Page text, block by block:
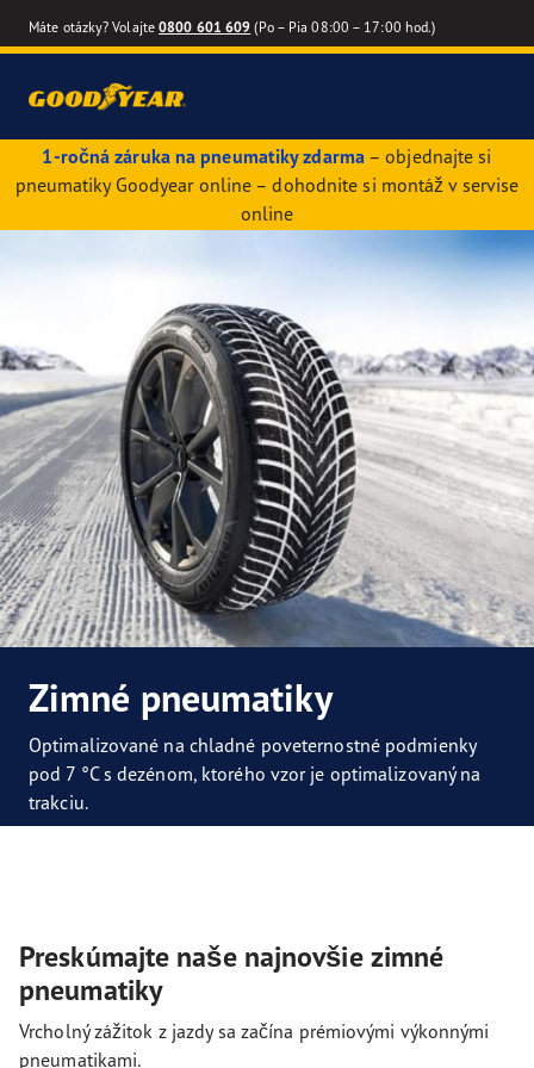
Máte otázky? Volajte0800 601 609 (Po – Pia 08:00 – 17:00 hod.)
1-ročná záruka na pneumatiky zdarma– objednajte si
pneumatiky Goodyear online – dohodnite si montáž v servise
online
Zimné pneumatiky
Optimalizované na chladné poveternostné podmienky
pod 7 °C s dezénom, ktorého vzor je optimalizovaný na
trakciu.
Preskúmajte naše najnovšie zimné
pneumatiky
Vrcholný zážitok z jazdy sa začína prémiovými výkonnými
pneumatikami.